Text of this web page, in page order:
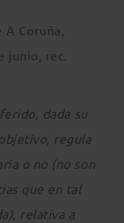
A Coruña,
junio, rec.
dada su
regula
o no (no son
que en tal
relativa a